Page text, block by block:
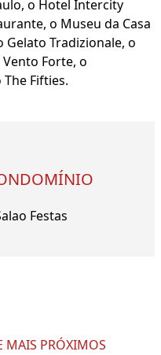
o Hotel Intercity
o Museu da Casa
Gelato Tradizionale, o
Forte, o
Fifties.
Festas
MAIS PRÓXIMOS